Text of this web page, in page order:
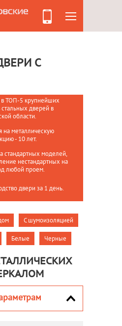
С
ТОП-5 крупнейших
стальных дверей в
области.
на металлическую
- 10 лет.
стандартных моделей,
нестандартных на
любой проем.
двери за 1 день.
С шумоизоляцией
Белые Черные